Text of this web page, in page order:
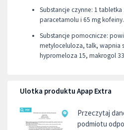
Substancje czynne: 1
paracetamolu i 65 mg kofeiny.
Substancje pomocnicze:
metyloceluloza, talk, wapnia
hypromeloza 15, makrogol
Ulotka produktu Apap Extra
Przeczytaj
podmiotu